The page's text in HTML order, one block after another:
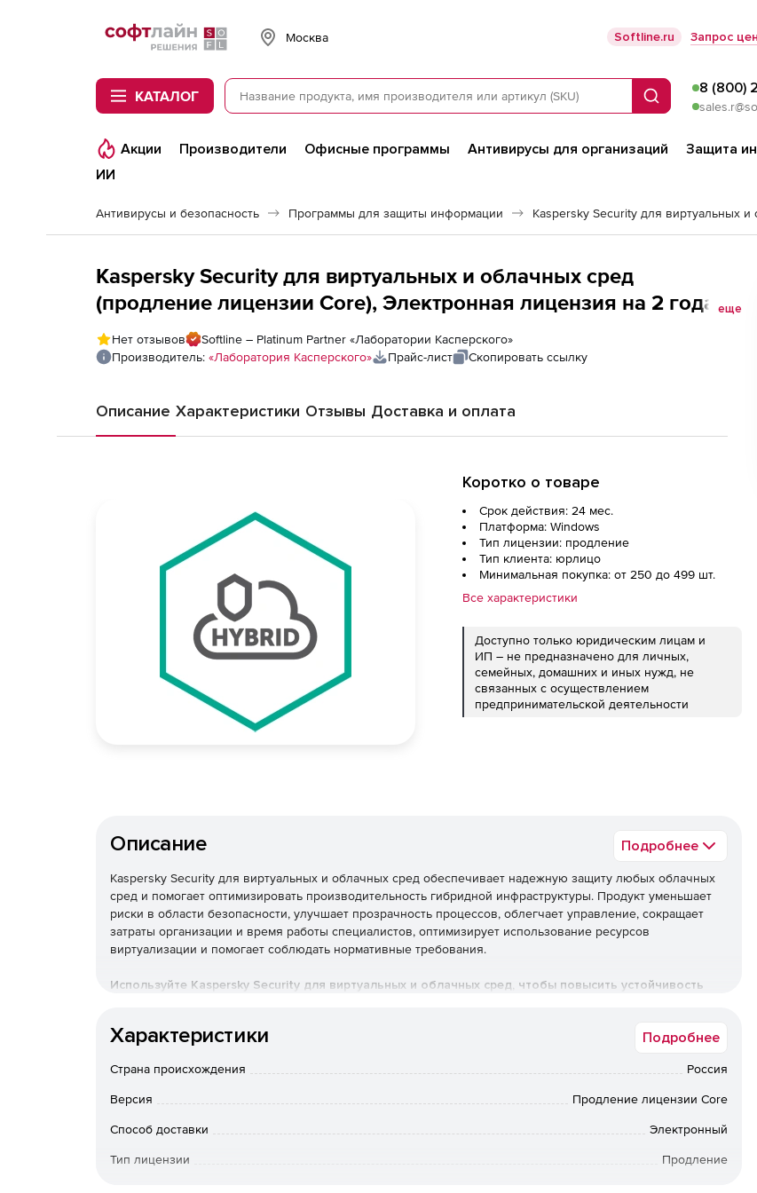
Softline
Москва Softline.ru Запрос
КАТАЛОГ Поиск
8 (800)
Акции Производители Офисные программы Антивирусы для организаций Защита
ИИ
Антивирусы и безопасность Программы для защиты информации
Kaspersky Security для виртуальных и облачных сред
(продление лицензии Core), Электронная лицензия на 2 года
по количеству ядер физических процессоров
еще
Нет отзывов
Softline – Platinum Partner «Лаборатории Касперского»
Производитель: «Лаборатория Касперского» Прайс-лист Скопировать ссылку
Описание Характеристики Отзывы Доставка и оплата
Коротко о товаре
Срок действия: 24 мес.
Платформа: Windows
Тип лицензии: продление
Тип клиента: юрлицо
Минимальная покупка: от 250 до 499 шт.
Все характеристики
Доступно только юридическим лицам и
ИП – не предназначено для личных,
семейных, домашних и иных нужд, не
связанных с осуществлением
предпринимательской деятельности
Описание Подробнее
Kaspersky Security для виртуальных и облачных сред обеспечивает надежную защиту любых облачных
сред и помогает оптимизировать производительность гибридной инфраструктуры. Продукт уменьшает
риски в области безопасности, улучшает прозрачность процессов, облегчает управление, сокращает
затраты организации и время работы специалистов, оптимизирует использование ресурсов
виртуализации и помогает соблюдать нормативные требования.
Используйте Kaspersky Security для виртуальных и облачных сред, чтобы повысить устойчивость
Основные преимущества
Многоуровневые технологии проактивной защиты обеспечивают эффективное противостояние
опасности.
Характеристики Подробнее
Страна происхождения Россия
Версия Продление лицензии Core
Способ доставки Электронный
Тип лицензии Продление